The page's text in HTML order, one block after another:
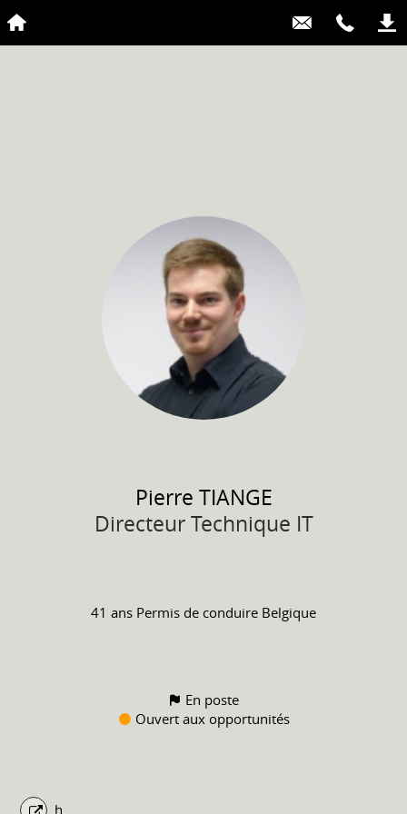
Pierre TIANGE
Directeur Technique IT
41 ans Permis de conduire Belgique
En poste
Ouvert aux opportunités
h